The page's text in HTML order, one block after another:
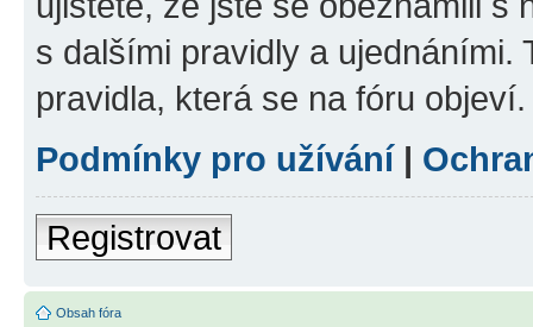
s dalšími pravidly a ujednáními.
pravidla, která se na fóru objeví.
Podmínky pro užívání|
Registrovat
Obsah fóra